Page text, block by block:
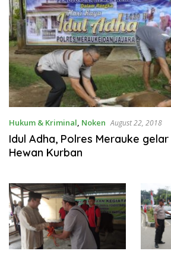
Hukum & Kriminal, Noken August 22, 2018
Idul Adha, Polres Merauke
Hewan Kurban